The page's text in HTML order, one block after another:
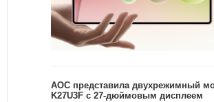
AOC представила двухрежимный
K27U3F с 27-дюймовым дисплеем